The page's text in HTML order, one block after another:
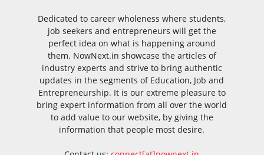
Dedicated to career wholeness where students,
job seekers and entrepreneurs will get the
perfect idea on what is happening around
them. NowNext.in showcase the articles of
industry experts and strive to bring authentic
updates in the segments of Education, Job and
Entrepreneurship. It is our extreme pleasure to
bring expert information from all over the world
to add value to our website, by giving the
information that people most desire.